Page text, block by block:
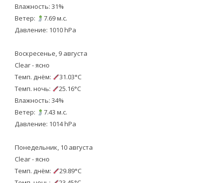
Влажность: 31%
Ветер:
7.69 м.с.
Давление: 1010 hPa
Воскресенье, 9 августа
Clear - ясно
Темп. днём:
31.03°C
Темп. ночь:
25.16°C
Влажность: 34%
Ветер:
7.43 м.с.
Давление: 1014 hPa
Понедельник, 10 августа
Clear - ясно
Темп. днём:
29.89°C